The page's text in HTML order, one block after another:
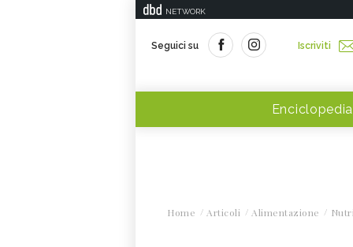
NETWORK
Seguici su Iscriviti
Home Articoli Alimentazione